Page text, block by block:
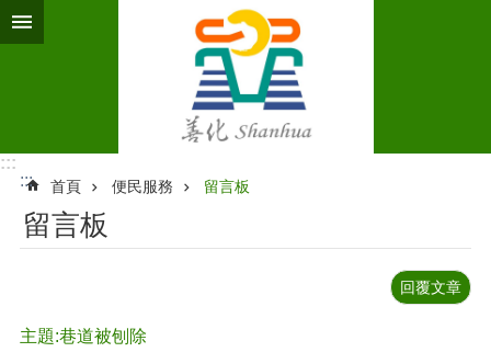
跳到主要內容區塊
:::
:::
首頁 便民服務 留言板
留言板
回覆文章
主題:巷道被刨除